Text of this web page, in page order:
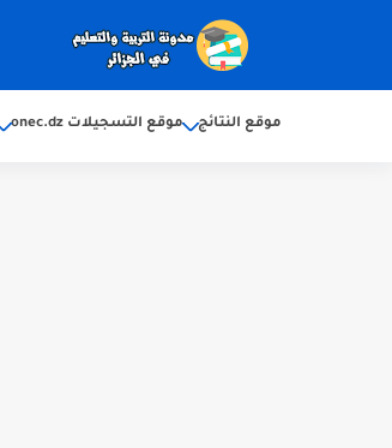
موقع النتائج موقع التسجيلات onec.dz